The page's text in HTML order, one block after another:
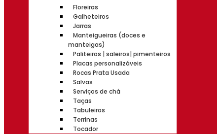
Floreiras
Galheteiros
Jarras
Manteigueiras (doces e
manteigas)
Paliteiros | saleiros| pimenteiros
Placas personalizáveis
Rocas Prata Usada
Salvas
Serviços de chá
Taças
Tabuleiros
Terrinas
Tocador